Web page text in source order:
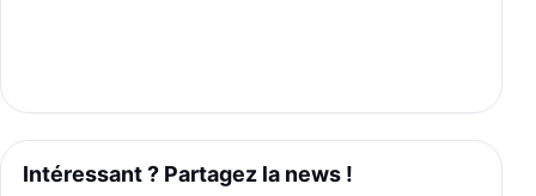
Intéressant ? Partagez la news !